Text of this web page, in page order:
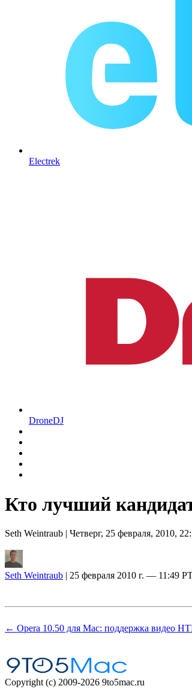
Electrek
DroneDJ
Кто лучший
Seth Weintraub | Четверг, 25 февраля, 2010,
Seth Weintraub | 25 февраля 2010 г. — 11:49
← Opera 10.50 для Mac: поддержка видео
Copyright (c) 2009-2026 9to5mac.ru